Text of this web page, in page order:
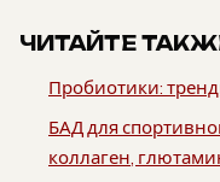
ЧИТАЙТЕ
Пробиотики:
БАД для
коллаген,